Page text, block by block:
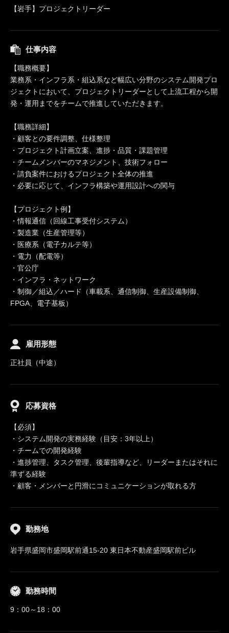
【岩手】プロジェクトリーダー
仕事内容
【職務概要】
業務系・インフラ系・組込系など幅広い分野のシステム開発プロ
ジェクトにおいて、プロジェクトリーダーとして上流工程から開
発・運用までをチームで推進していただきます。
【職務詳細】
・顧客との要件調整、仕様整理
・プロジェクト計画立案、進捗・品質・課題管理
・チームメンバーのマネジメント、技術フォロー
・請負案件におけるプロジェクト全体の推進
・必要に応じて、インフラ構築や運用設計への関与
【プロジェクト例】
・情報通信（回線工事受付システム）
・製造業（生産管理等）
・医療系（電子カルテ等）
・電力（配電等）
・官公庁
・インフラ・ネットワーク
・制御／組込／ハード（車載系、通信制御、生産設備制御、
FPGA、電子基板）
雇用形態
正社員（中途）
応募資格
【必須】
・システム開発の実務経験（目安：3年以上）
・チームでの開発経験
・進捗管理、タスク管理、後輩指導など、リーダーまたはそれに
準ずる経験
・顧客・メンバーと円滑にコミュニケーションが取れる方
勤務地
岩手県盛岡市盛岡駅前通15-20 東日本不動産盛岡駅前ビル
勤務時間
9：00～18：00